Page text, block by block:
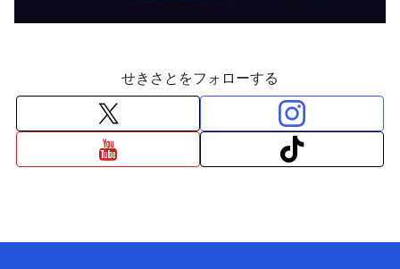
せきさとをフォローする